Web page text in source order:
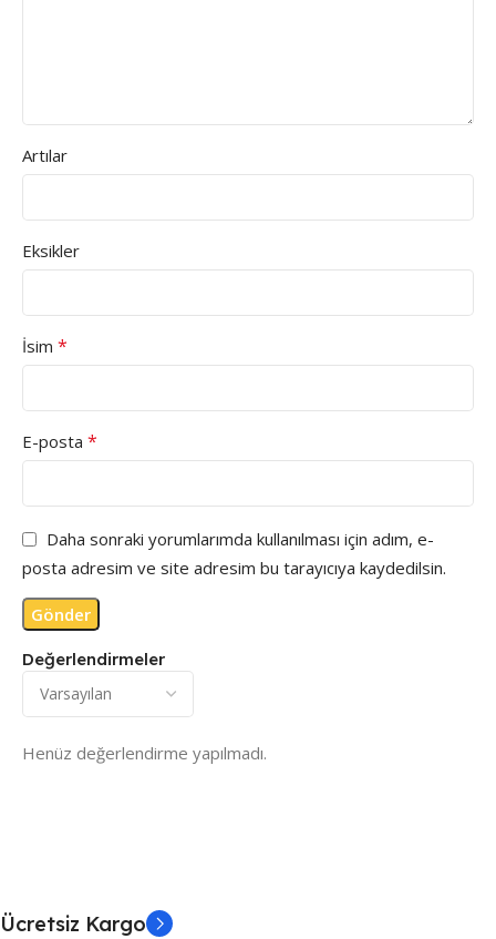
Değerlendirmeler
Henüz değerlendirme yapılmadı.
Artılar
Eksikler
İsim *
E-posta *
Daha sonraki yorumlarımda kullanılması için adım, e-
posta adresim ve site adresim bu tarayıcıya kaydedilsin.
Ücretsiz Kargo